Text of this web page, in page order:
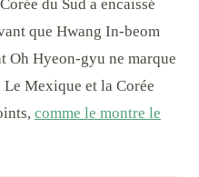
du Sud a encaissé
que Hwang In-beom
Oh Hyeon-gyu ne marque
Mexique et la Corée
comme le montre le